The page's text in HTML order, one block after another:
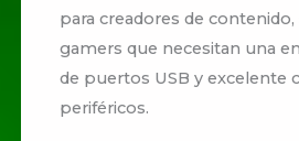
para creadores de
gamers que necesitan una
de puertos USB y excelente
periféricos.